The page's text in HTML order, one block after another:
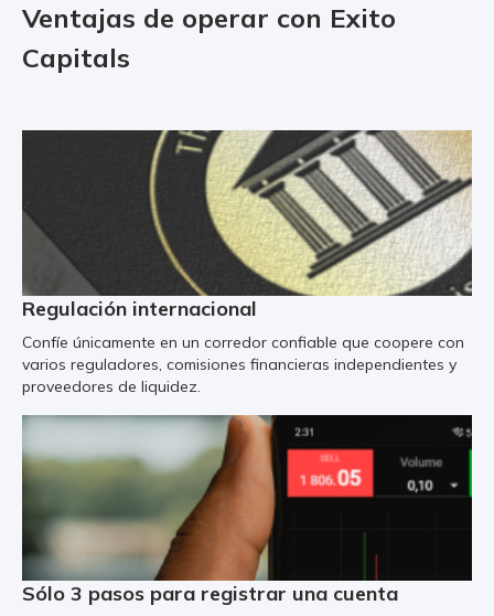
Ventajas de operar con Exito
Capitals
Regulación internacional
Confíe únicamente en un corredor confiable que coopere con
varios reguladores, comisiones financieras independientes y
proveedores de liquidez.
Sólo 3 pasos para registrar una cuenta